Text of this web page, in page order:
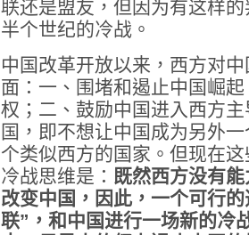
联还是盟友，但因为有这样
半个世纪的冷战。
中国改革开放以来，西方对
面：一、围堵和遏止中国崛
权；二、鼓励中国进入西方
国，即不想让中国成为另外
个类似西方的国家。但现在
冷战思维是： 既然西方没有
改变中国，因此，一个可行
联”，和中国进行一场新的冷